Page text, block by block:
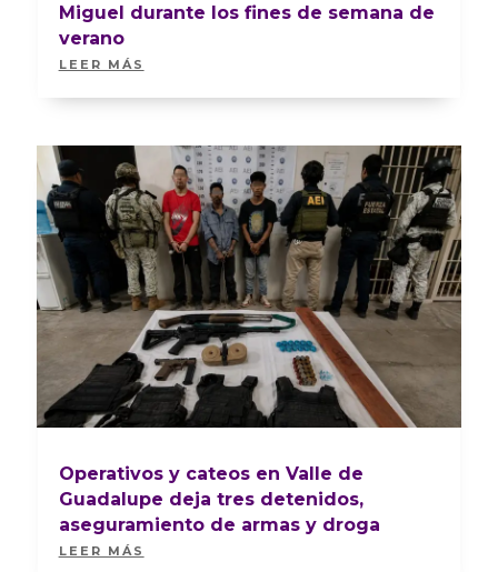
Miguel durante los fines de semana de
verano
LEER MÁS
Operativos y cateos en Valle de
Guadalupe deja tres detenidos,
aseguramiento de armas y droga
LEER MÁS